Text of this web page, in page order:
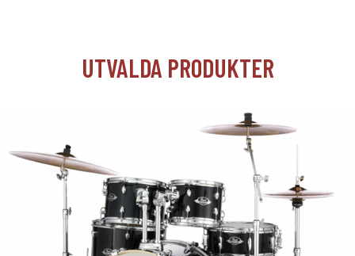
UTVALDA PRODUKTER